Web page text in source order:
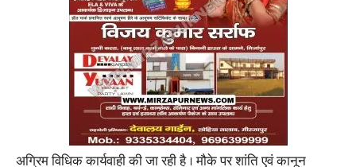
अग्रिम विधिक कार्यवाही की जा रही है । मौके पर शांति एवं कानून